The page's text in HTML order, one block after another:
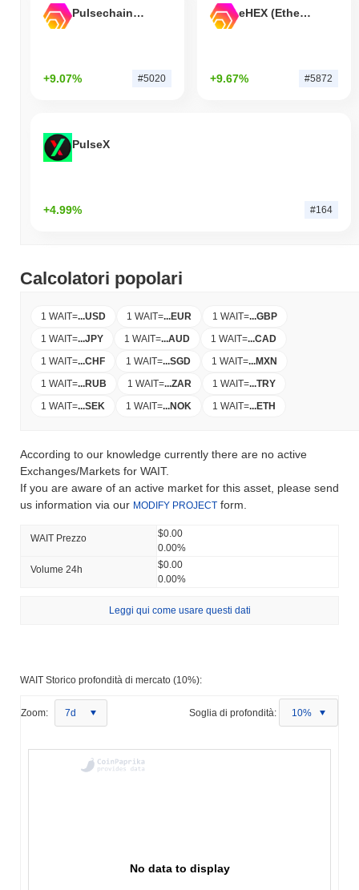
Pulsechain Bridged HEX (Pulsechain)
+9.07% #5020
eHEX (Ethereum)
+9.67% #5872
PulseX
+4.99% #164
Calcolatori popolari
1 WAIT=...USD 1 WAIT=...EUR 1 WAIT=...GBP
1 WAIT=...JPY 1 WAIT=...AUD 1 WAIT=...CAD
1 WAIT=...CHF 1 WAIT=...SGD 1 WAIT=...MXN
1 WAIT=...RUB 1 WAIT=...ZAR 1 WAIT=...TRY
1 WAIT=...SEK 1 WAIT=...NOK 1 WAIT=...ETH
According to our knowledge currently there are no active
Exchanges/Markets for WAIT.
If you are aware of an active market for this asset, please send
us information via our MODIFY PROJECT form.
WAIT Prezzo
$0.00
0.00%
Volume 24h
$0.00
0.00%
Leggi qui come usare questi dati
WAIT Storico profondità di mercato (10%):
Zoom: 7d Soglia di profondità: 10%
No data to display